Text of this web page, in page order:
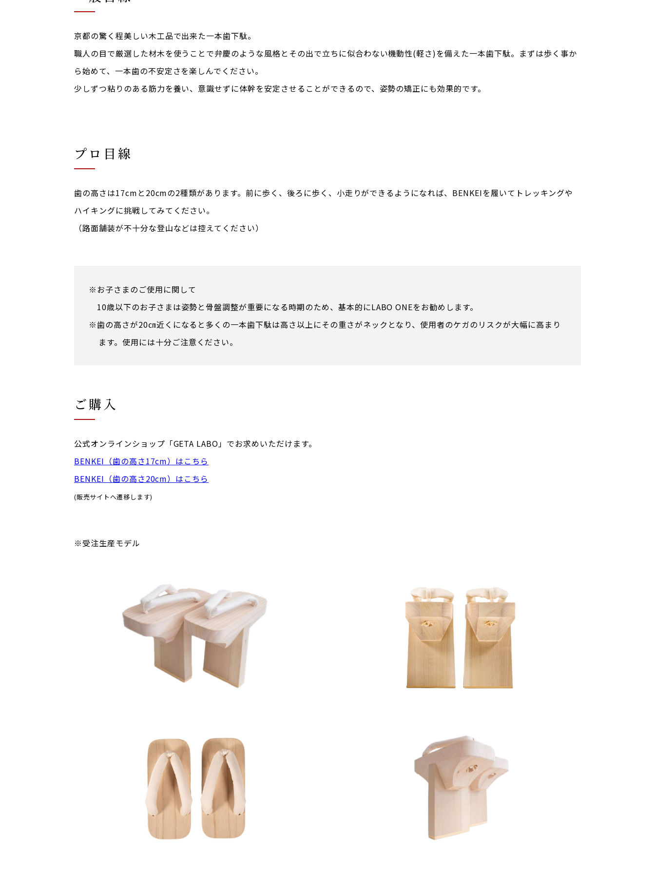
京都の驚く程美しい木工品で出来た一本歯下駄。
職人の目で厳選した材木を使うことで弁慶のような風格とその出で立ちに似合わない機動性(軽さ)を備えた一本歯下駄。まずは歩く事か
ら始めて、一本歯の不安定さを楽しんでください。
少しずつ粘りのある筋力を養い、意識せずに体幹を安定させることができるので、姿勢の矯正にも効果的です。
プロ目線
歯の高さは17cmと20cmの2種類があります。前に歩く、後ろに歩く、小走りができるようになれば、BENKEIを履いてトレッキングや
ハイキングに挑戦してみてください。
（路面舗装が不十分な登山などは控えてください）
※お子さまのご使用に関して
10歳以下のお子さまは姿勢と骨盤調整が重要になる時期のため、基本的にLABO ONEをお勧めします。
※歯の高さが20㎝近くになると多くの一本歯下駄は高さ以上にその重さがネックとなり、使用者のケガのリスクが大幅に高まり
ます。 使用には十分ご注意ください。
ご購入
公式オンラインショップ「GETA LABO」でお求めいただけます。
BENKEI（歯の高さ17cm）はこちら
BENKEI（歯の高さ20cm）はこちら
(販売サイトへ遷移します)
※受注生産モデル